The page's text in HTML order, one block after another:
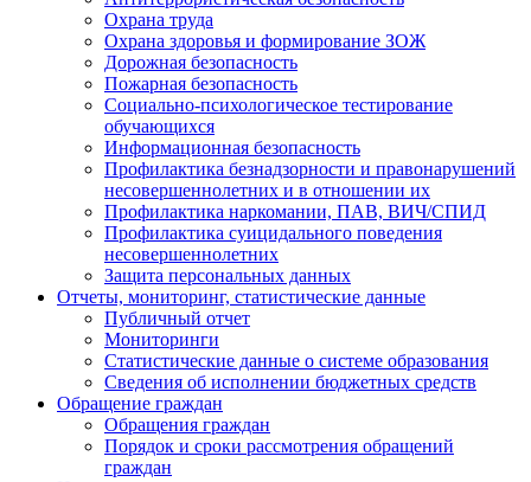
Охрана труда
Охрана здоровья и формирование ЗОЖ
Дорожная безопасность
Пожарная безопасность
Социально-психологическое тестирование
обучающихся
Информационная безопасность
Профилактика безнадзорности и правонарушений
несовершеннолетних и в отношении их
Профилактика наркомании, ПАВ, ВИЧ/СПИД
Профилактика суицидального поведения
несовершеннолетних
Защита персональных данных
Отчеты, мониторинг, статистические данные
Публичный отчет
Мониторинги
Статистические данные о системе образования
Сведения об исполнении бюджетных средств
Обращение граждан
Обращения граждан
Порядок и сроки рассмотрения обращений
граждан